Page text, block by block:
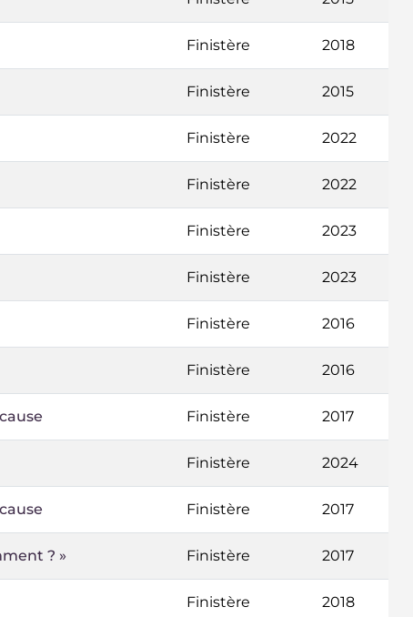
Finistère 2018
Finistère 2015
Finistère 2022
Finistère 2022
Finistère 2023
Finistère 2023
Finistère 2016
Finistère 2016
Finistère 2017
Finistère 2024
Finistère 2017
? » Finistère 2017
Finistère 2018